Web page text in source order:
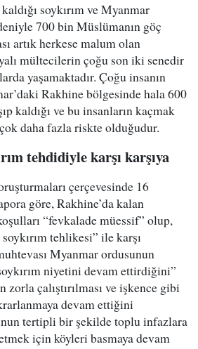
soykırım ve Myanmar
700 bin Müslümanın göç
artık herkese malum olan
mültecilerin çoğu son iki senedir
yaşamaktadır. Çoğu insanın
Rakhine bölgesinde hala 600
kaldığı ve bu insanların kaçmak
daha fazla riskte olduğudur.
tehdidiyle karşı karşıya
çerçevesinde 16
göre, Rakhine’da kalan
“fevkalade müessif” olup,
tehlikesi” ile karşı
Myanmar ordusunun
niyetini devam ettirdiğini”
çalıştırılması ve işkence gibi
devam ettiğini
tertipli bir şekilde toplu infazlara
için köyleri basmaya devam